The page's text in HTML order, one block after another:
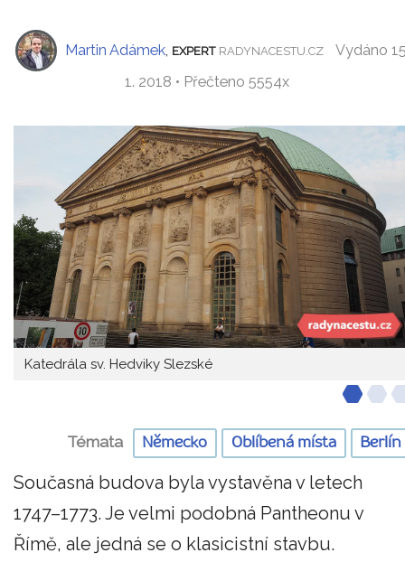
Martin Adámek EXPERT RADYNACESTU.CZ
Vydáno
1. 2018 • Přečteno 5554x
Katedrála sv. Hedviky Slezské
Témata Německo Oblíbená místa Berlín
Současná budova byla vystavěna v letech
1747–1773. Je velmi podobná Pantheonu v
Římě, ale jedná se o klasicistní stavbu.